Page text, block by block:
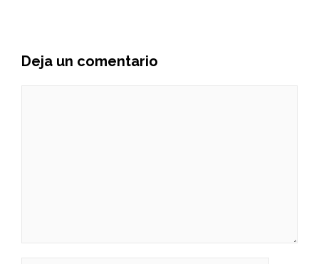
Deja un comentario